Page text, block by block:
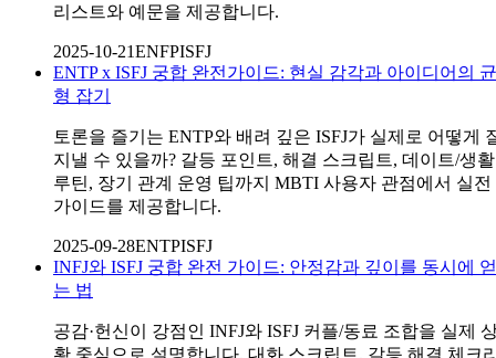
리스트와 예문을 제공합니다.
2025-10-21ENFPISFJ
ENTP x ISFJ 궁합 완전가이드: 현실 감각과 아이디어의 균
형 잡기
토론을 즐기는 ENTP와 배려 깊은 ISFJ가 실제로 어떻게
지낼 수 있을까? 갈등 포인트, 해결 스크립트, 데이트/생활
루틴, 장기 관계 운영 팁까지 MBTI 사용자 관점에서 실전
가이드를 제공합니다.
2025-09-28ENTPISFJ
INFJ와 ISFJ 궁합 완전 가이드: 안정감과 깊이를 동시에 얻
는 법
공감·헌신이 강점인 INFJ와 ISFJ 커플/동료 조합을 실제